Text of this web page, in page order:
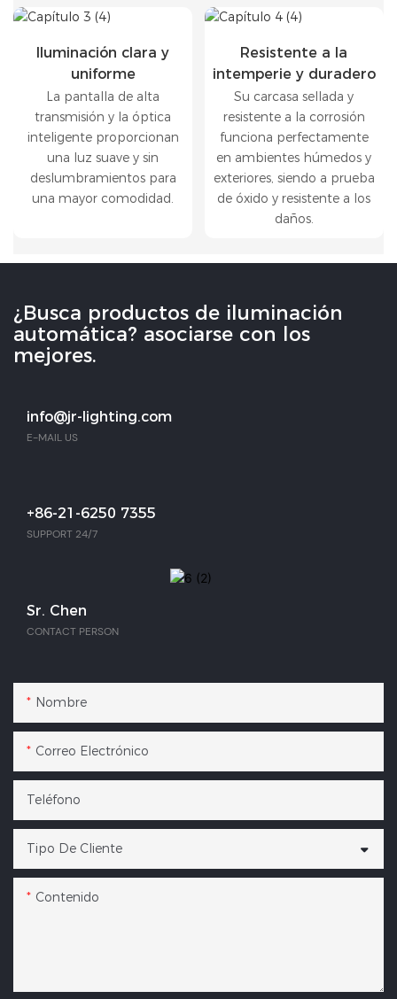
Iluminación clara y
uniforme
La pantalla de alta
transmisión y la óptica
inteligente proporcionan
una luz suave y sin
deslumbramientos para
una mayor comodidad.
Resistente a la
intemperie y duradero
Su carcasa sellada y
resistente a la corrosión
funciona perfectamente
en ambientes húmedos y
exteriores, siendo a prueba
de óxido y resistente a los
daños.
¿Busca productos de iluminación
automática? asociarse con los
mejores.
info@jr-lighting.com
E-MAIL US
+86-21-6250 7355
SUPPORT 24/7
Sr. Chen
CONTACT PERSON
Nombre
Correo Electrónico
Teléfono
Tipo De Cliente
Contenido